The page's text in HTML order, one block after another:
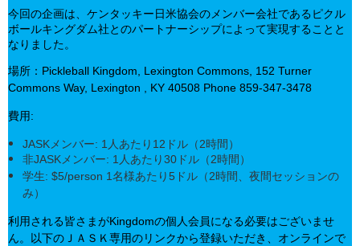
今回の企画は、ケンタッキー日米協会のメンバー会社であるピクル
ボールキングダム社とのパートナーシップによって実現することと
なりました。
場所： Pickleball Kingdom, Lexington Commons, 152 Turner
Commons Way, Lexington , KY 40508 Phone 859-347-3478
費用:
JASKメンバー: 1人あたり12ドル（2時間）
非JASKメンバー: 1人あたり30ドル（2時間）
学生: $5/person 1名様あたり5ドル（2時間、夜間セッションの
み）
利用される皆さまがKingdomの個人会員になる必要はございませ
ん。以下のＪＡＳＫ専用のリンクから登録いただき、オンラインで